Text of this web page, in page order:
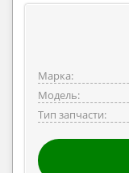
Марка:
Модель:
Тип запчасти: